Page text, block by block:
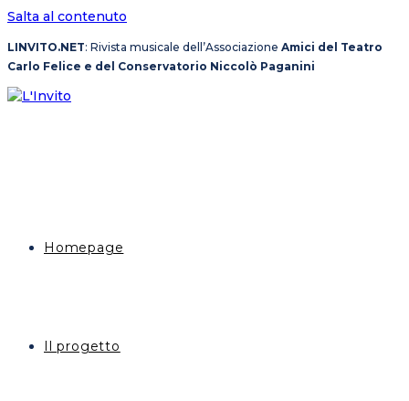
Salta al contenuto
LINVITO.NET: Rivista musicale dell’Associazione Amici del Teatro
Carlo Felice e del Conservatorio Niccolò Paganini
Homepage
Il progetto